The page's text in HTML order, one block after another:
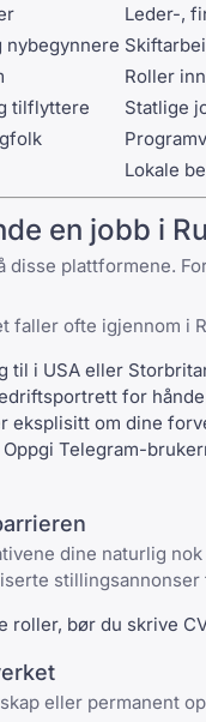
Leder-,
nybegynnere
Roller
tilflyttere
Statlige
Lokale
en jobb i
disse plattformene.
faller ofte igjennom i
til i USA eller
for
eksplisitt om dine
Oppgi Telegram-
dine naturlig
roller, bør du skrive
eller permanent